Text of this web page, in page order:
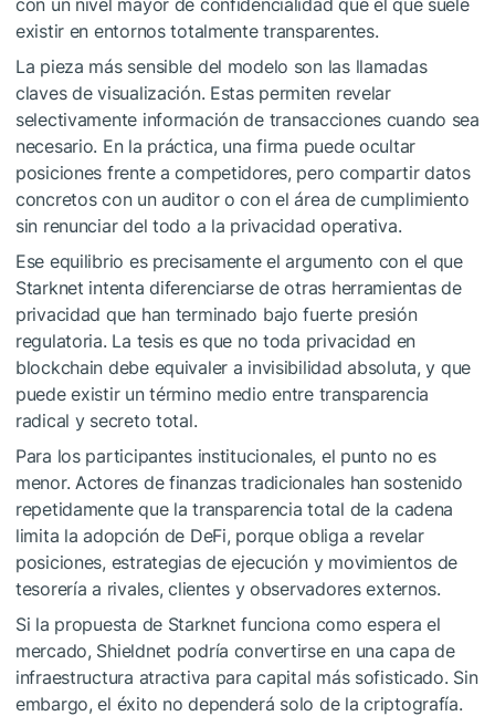
existir en entornos totalmente transparentes.
La pieza más sensible del modelo son las llamadas
claves de visualización. Estas permiten revelar
selectivamente información de transacciones cuando sea
necesario. En la práctica, una firma puede ocultar
posiciones frente a competidores, pero compartir datos
concretos con un auditor o con el área de cumplimiento
sin renunciar del todo a la privacidad operativa.
Ese equilibrio es precisamente el argumento con el que
Starknet intenta diferenciarse de otras herramientas de
privacidad que han terminado bajo fuerte presión
regulatoria. La tesis es que no toda privacidad en
blockchain debe equivaler a invisibilidad absoluta, y que
puede existir un término medio entre transparencia
radical y secreto total.
Para los participantes institucionales, el punto no es
menor. Actores de finanzas tradicionales han sostenido
repetidamente que la transparencia total de la cadena
limita la adopción de DeFi, porque obliga a revelar
posiciones, estrategias de ejecución y movimientos de
tesorería a rivales, clientes y observadores externos.
Si la propuesta de Starknet funciona como espera el
mercado, Shieldnet podría convertirse en una capa de
infraestructura atractiva para capital más sofisticado. Sin
embargo, el éxito no dependerá solo de la criptografía.